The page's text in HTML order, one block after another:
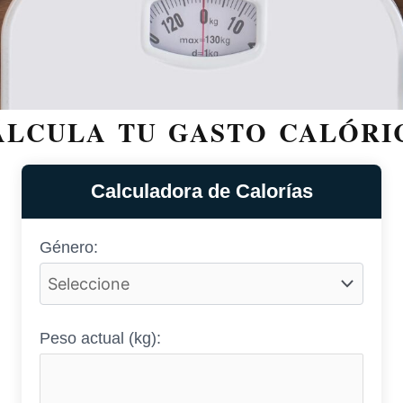
TU GASTO
Calculadora de Calorías
Género:
Peso actual (kg):